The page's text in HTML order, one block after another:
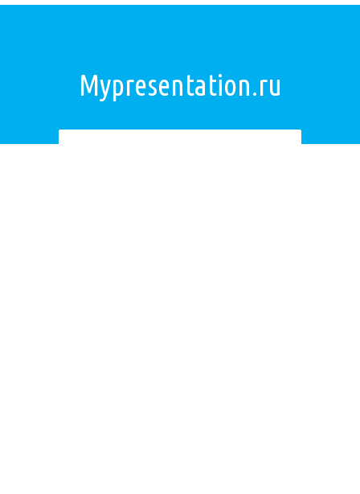
Mypresentation.ru